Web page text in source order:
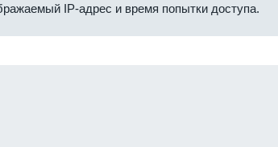
IP-адрес и время попытки доступа.